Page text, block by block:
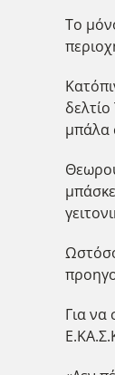
Το
μπάλα
Για να